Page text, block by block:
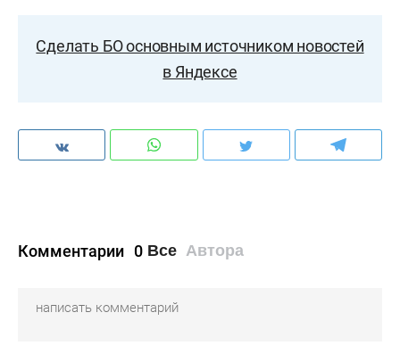
Сделать БО основным источником новостей
в Яндексе
Комментарии 0 Все Автора